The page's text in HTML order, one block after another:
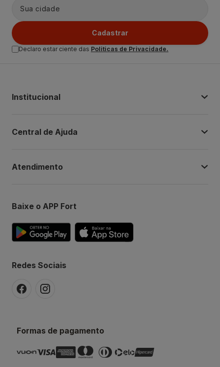
Cadastrar
Declaro estar ciente das Politicas de Privacidade.
Institucional
Central de Ajuda
Atendimento
Baixe o APP Fort
Redes Sociais
Formas de pagamento